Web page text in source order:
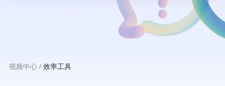
面
视频中心 效率工具